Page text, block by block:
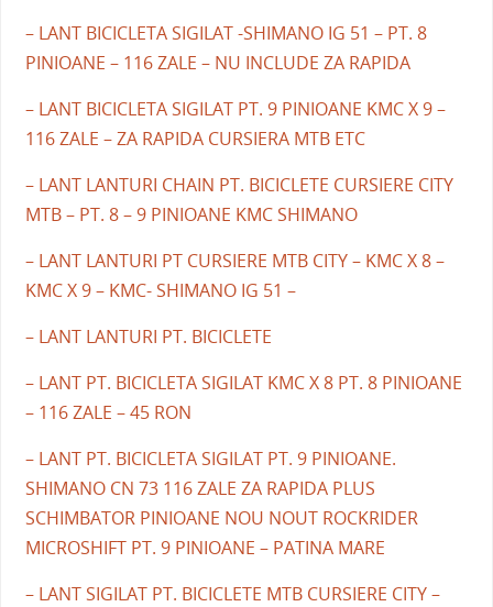
– LANT BICICLETA SIGILAT -SHIMANO IG 51 – PT. 8
PINIOANE – 116 ZALE – NU INCLUDE ZA RAPIDA
– LANT BICICLETA SIGILAT PT. 9 PINIOANE KMC X 9 –
116 ZALE – ZA RAPIDA CURSIERA MTB ETC
– LANT LANTURI CHAIN PT. BICICLETE CURSIERE CITY
MTB – PT. 8 – 9 PINIOANE KMC SHIMANO
– LANT LANTURI PT CURSIERE MTB CITY – KMC X 8 –
KMC X 9 – KMC- SHIMANO IG 51 –
– LANT LANTURI PT. BICICLETE
– LANT PT. BICICLETA SIGILAT KMC X 8 PT. 8 PINIOANE
– 116 ZALE – 45 RON
– LANT PT. BICICLETA SIGILAT PT. 9 PINIOANE.
SHIMANO CN 73 116 ZALE ZA RAPIDA PLUS
SCHIMBATOR PINIOANE NOU NOUT ROCKRIDER
MICROSHIFT PT. 9 PINIOANE – PATINA MARE
– LANT SIGILAT PT. BICICLETE MTB CURSIERE CITY –